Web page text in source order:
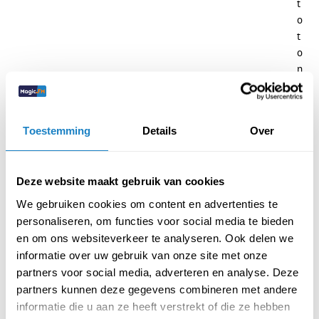
Toestemming Details Over
Deze website maakt gebruik van cookies
We gebruiken cookies om content en advertenties te
personaliseren, om functies voor social media te bieden
en om ons websiteverkeer te analyseren. Ook delen we
informatie over uw gebruik van onze site met onze
partners voor social media, adverteren en analyse. Deze
partners kunnen deze gegevens combineren met andere
informatie die u aan ze heeft verstrekt of die ze hebben
t
o
t
o
n
z
e